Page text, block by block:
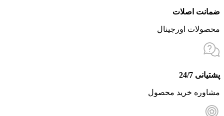
ضمانت اصلات
محصولات اورجینال
پشتیانی 24/7
مشاوره خرید محصول